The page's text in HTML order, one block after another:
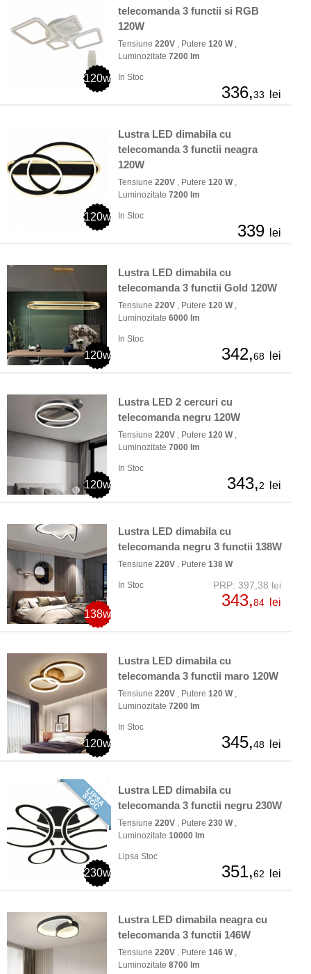
120w
telecomanda 3 functii si RGB
120W
Tensiune 220V , Putere 120 W,
Luminozitate 7200 lm
In Stoc
336,33 lei
120w
Lustra LED dimabila cu
telecomanda 3 functii neagra
120W
Tensiune 220V , Putere 120 W,
Luminozitate 7200 lm
In Stoc
339 lei
120w
Lustra LED dimabila cu
telecomanda 3 functii Gold 120W
Tensiune 220V , Putere 120 W,
Luminozitate 6000 lm
In Stoc
342,68 lei
120w
Lustra LED 2 cercuri cu
telecomanda negru 120W
Tensiune 220V , Putere 120 W,
Luminozitate 7000 lm
In Stoc
343,2 lei
138w
Lustra LED dimabila cu
telecomanda negru 3 functii 138W
Tensiune 220V , Putere 138 W
In Stoc PRP: 397,38 lei
343,84 lei
120w
Lustra LED dimabila cu
telecomanda 3 functii maro 120W
Tensiune 220V , Putere 120 W,
Luminozitate 7200 lm
In Stoc
345,48 lei
230w
Lustra LED dimabila cu
telecomanda 3 functii negru 230W
Tensiune 220V , Putere 230 W,
Luminozitate 10000 lm
Lipsa Stoc
351,62 lei
Lustra LED dimabila neagra cu
telecomanda 3 functii 146W
Tensiune 220V , Putere 146 W,
Luminozitate 8700 lm